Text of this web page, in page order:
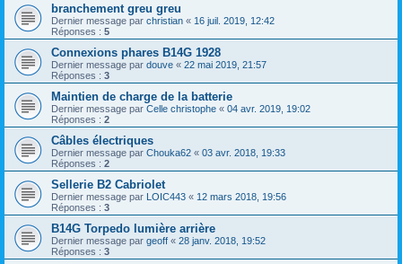
branchement greu greu
Dernier message par christian « 16 juil. 2019, 12:42
Réponses : 5
Connexions phares B14G 1928
Dernier message par douve « 22 mai 2019, 21:57
Réponses : 3
Maintien de charge de la batterie
Dernier message par Celle christophe « 04 avr. 2019, 19:02
Réponses : 2
Câbles électriques
Dernier message par Chouka62 « 03 avr. 2018, 19:33
Réponses : 2
Sellerie B2 Cabriolet
Dernier message par LOIC443 « 12 mars 2018, 19:56
Réponses : 3
B14G Torpedo lumière arrière
Dernier message par geoff « 28 janv. 2018, 19:52
Réponses : 3